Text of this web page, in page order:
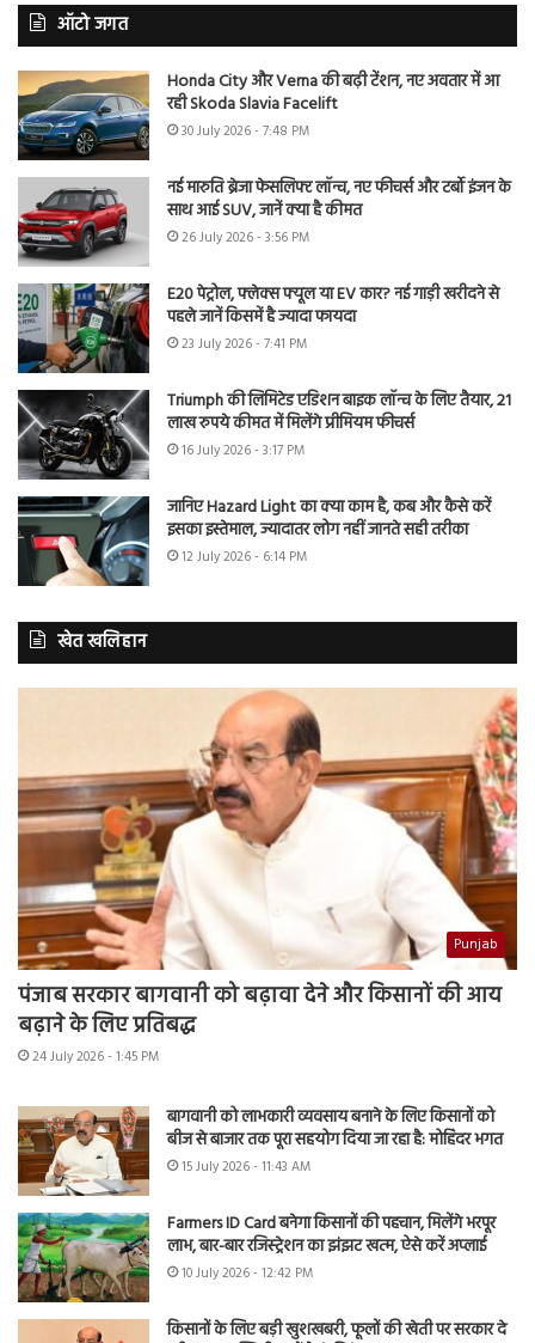
ऑटो जगत
Honda City और Verna की बढ़ी टेंशन, नए अवतार में आ
रही Skoda Slavia Facelift
30 July 2026 - 7:48 PM
नई मारुति ब्रेजा फेसलिफ्ट लॉन्च, नए फीचर्स और टर्बो इंजन के
साथ आई SUV, जानें क्या है कीमत
26 July 2026 - 3:56 PM
E20 पेट्रोल, फ्लेक्स फ्यूल या EV कार? नई गाड़ी खरीदने से
पहले जानें किसमें है ज्यादा फायदा
23 July 2026 - 7:41 PM
Triumph की लिमिटेड एडिशन बाइक लॉन्च के लिए तैयार, 21
लाख रुपये कीमत में मिलेंगे प्रीमियम फीचर्स
16 July 2026 - 3:17 PM
जानिए Hazard Light का क्या काम है, कब और कैसे करें
इसका इस्तेमाल, ज्यादातर लोग नहीं जानते सही तरीका
12 July 2026 - 6:14 PM
खेत खलिहान
Punjab
पंजाब सरकार बागवानी को बढ़ावा देने और किसानों की आय
बढ़ाने के लिए प्रतिबद्ध
24 July 2026 - 1:45 PM
बागवानी को लाभकारी व्यवसाय बनाने के लिए किसानों को
बीज से बाजार तक पूरा सहयोग दिया जा रहा है: मोहिंदर भगत
15 July 2026 - 11:43 AM
Farmers ID Card बनेगा किसानों की पहचान, मिलेंगे भरपूर
लाभ, बार-बार रजिस्ट्रेशन का झंझट खत्म, ऐसे करें अप्लाई
10 July 2026 - 12:42 PM
किसानों के लिए बड़ी खुशखबरी, फूलों की खेती पर सरकार दे